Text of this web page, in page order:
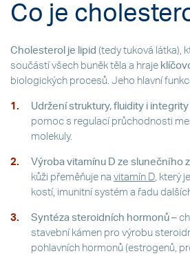
Co je
Cholesterol je lipid (tedy tuková látka),
součástí všech buněk těla a hraje
biologických procesů. Jeho hlavní
Udržení struktury, fluidity i
pomoc s regulací průchodnosti
molekuly.
Výroba vitamínu D ze slunečního
kůži přeměňuje na vitamín D, který
kostí, imunitní systém a řadu
Syntéza steroidních hormonů –
stavební kámen pro výrobu
pohlavních hormonů (estrogenů,